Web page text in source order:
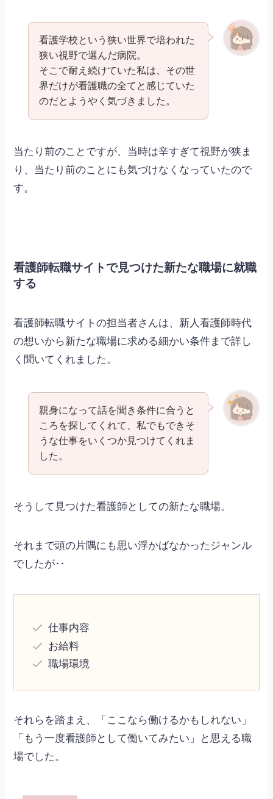
看護学校という狭い世界で培われた
狭い視野で選んだ病院。
そこで耐え続けていた私は、その世
界だけが看護職の全てと感じていた
のだとようやく気づきました。
当たり前のことですが、当時は辛すぎて視野が狭ま
り、当たり前のことにも気づけなくなっていたので
す。
看護師転職サイトで見つけた新たな職場に就職
する
看護師転職サイトの担当者さんは、新人看護師時代
の想いから新たな職場に求める細かい条件まで詳し
く聞いてくれました。
親身になって話を聞き条件に合うと
ころを探してくれて、私でもできそ
うな仕事をいくつか見つけてくれま
した。
そうして見つけた看護師としての新たな職場。
それまで頭の片隅にも思い浮かばなかったジャンル
でしたが‥
仕事内容
お給料
職場環境
それらを踏まえ、「ここなら働けるかもしれない」
「もう一度看護師として働いてみたい」と思える職
場でした。